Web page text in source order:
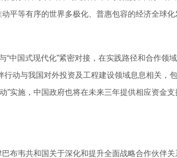
平等有序的世界多极化、普惠包容的经济全球化
国式现代化”紧密对接，在实践路径和合作领
动与我国对外投资及工程建设领域息息相关，
实施，中国政府也将在未来三年提供相应资金
韦共和国关于深化和提升全面战略合作伙伴关